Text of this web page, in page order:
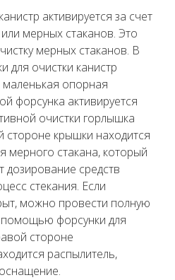
активируется за счет
мерных стаканов. Это
мерных стаканов. В
для очистки канистр
маленькая опорная
форсунка активируется
очистки горлышка
стороне крышки находится
мерного стакана, который
дозирование средств
стекания. Если
можно провести полную
форсунки для
стороне
распылитель,